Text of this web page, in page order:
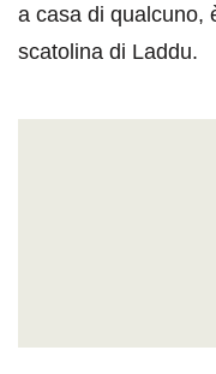
a casa di qualcuno,
scatolina di Laddu.